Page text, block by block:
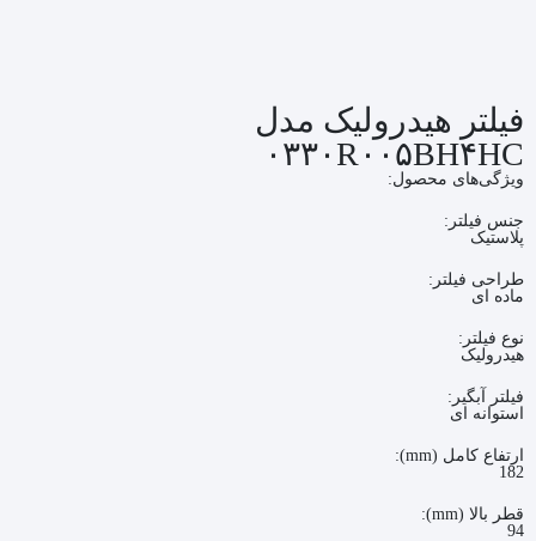
فیلتر هیدرولیک مدل
۰۳۳۰R۰۰۵BH۴HC
ویژگی‌های محصول:
جنس فیلتر:
پلاستیک
طراحی فیلتر:
ماده ای
نوع فیلتر:
هیدرولیک
فیلتر آبگیر:
استوانه ای
ارتفاع کامل (mm):
182
قطر بالا (mm):
94